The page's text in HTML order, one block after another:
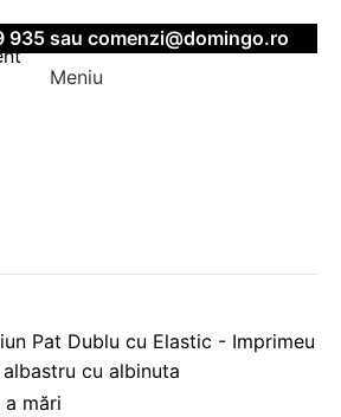
935 sau comenzi@domingo.ro
Meniu
mări